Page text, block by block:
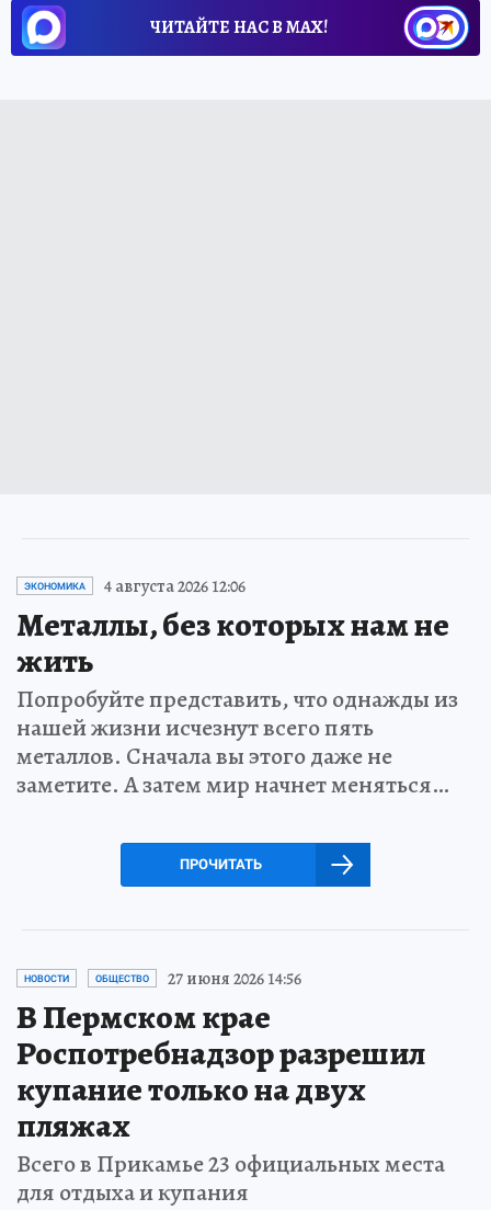
ЧИТАЙТЕ НАС В МАХ!
ЭКОНОМИКА 4 августа 2026 12:06
Металлы, без которых нам не
жить
Попробуйте представить, что однажды из
нашей жизни исчезнут всего пять
металлов. Сначала вы этого даже не
заметите. А затем мир начнет меняться…
ПРОЧИТАТЬ
НОВОСТИ ОБЩЕСТВО 27 июня 2026 14:56
В Пермском крае
Роспотребнадзор разрешил
купание только на двух
пляжах
Всего в Прикамье 23 официальных места
для отдыха и купания